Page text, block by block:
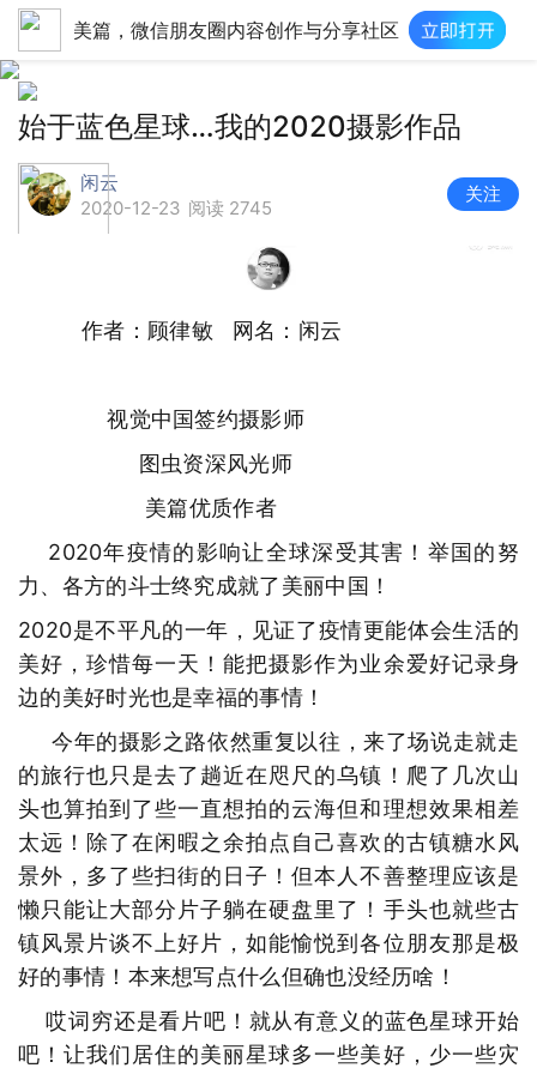
美篇，微信朋友圈内容创作与分享社区
始于蓝色星球…我的2020摄影作品
闲云
2020-12-23 阅读 2745
关注
作者：顾律敏 网名：闲云
视觉中国签约摄影师
图虫资深风光师
美篇优质作者
2020年疫情的影响让全球深受其害！举国的努
力、各方的斗士终究成就了美丽中国！
2020是不平凡的一年，见证了疫情更能体会生活的
美好，珍惜每一天！能把摄影作为业余爱好记录身
边的美好时光也是幸福的事情！
今年的摄影之路依然重复以往，来了场说走就走
的旅行也只是去了趟近在咫尺的乌镇！爬了几次山
头也算拍到了些一直想拍的云海但和理想效果相差
太远！除了在闲暇之余拍点自己喜欢的古镇糖水风
景外，多了些扫街的日子！但本人不善整理应该是
懒只能让大部分片子躺在硬盘里了！手头也就些古
镇风景片谈不上好片，如能愉悦到各位朋友那是极
好的事情！本来想写点什么但确也没经历啥！
哎词穷还是看片吧！就从有意义的蓝色星球开始
吧！让我们居住的美丽星球多一些美好，少一些灾